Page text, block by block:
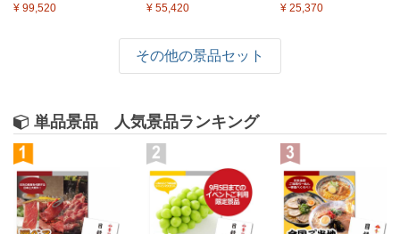
¥ 99,520 ¥ 55,420 ¥ 25,370
その他の景品セット
単品景品 人気景品ランキング